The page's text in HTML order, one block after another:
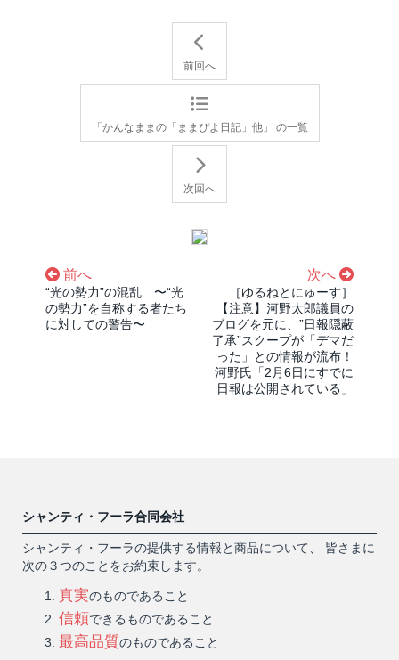
前回へ
「かんなままの「ままぴよ日記」他」 の一覧
次回へ
前へ
“光の勢力”の混乱 〜“光
の勢力”を自称する者たち
に対しての警告〜
次へ
［ゆるねとにゅーす］
【注意】河野太郎議員の
ブログを元に、”日報隠蔽
了承”スクープが「デマだ
った」との情報が流布！
河野氏「2月6日にすでに
日報は公開されている」
シャンティ・フーラ合同会社
シャンティ・フーラの提供する情報と商品について、 皆さまに
次の３つのことをお約束します。
真実のものであること
信頼できるものであること
最高品質のものであること